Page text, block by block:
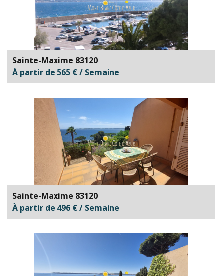
Sainte-Maxime 83120
À partir de 565 € / Semaine
Sainte-Maxime 83120
À partir de 496 € / Semaine